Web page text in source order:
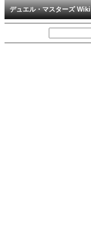
デュエル・マスターズ Wiki